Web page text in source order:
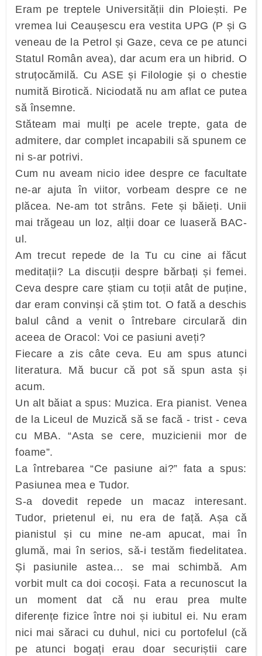
Eram pe treptele Universității din Ploiești. Pe
vremea lui Ceaușescu era vestita UPG (P și G
veneau de la Petrol și Gaze, ceva ce pe atunci
Statul Român avea), dar acum era un hibrid. O
struțocămilă. Cu ASE și Filologie și o chestie
numită Birotică. Niciodată nu am aflat ce putea
să însemne.
Stăteam mai mulți pe acele trepte, gata de
admitere, dar complet incapabili să spunem ce
ni s-ar potrivi.
Cum nu aveam nicio idee despre ce facultate
ne-ar ajuta în viitor, vorbeam despre ce ne
plăcea. Ne-am tot strâns. Fete și băieți. Unii
mai trăgeau un loz, alții doar ce luaseră BAC-
ul.
Am trecut repede de la Tu cu cine ai făcut
meditații? La discuții despre bărbați și femei.
Ceva despre care știam cu toții atât de puține,
dar eram convinși că știm tot. O fată a deschis
balul când a venit o întrebare circulară din
aceea de Oracol: Voi ce pasiuni aveți?
Fiecare a zis câte ceva. Eu am spus atunci
literatura. Mă bucur că pot să spun asta și
acum.
Un alt băiat a spus: Muzica. Era pianist. Venea
de la Liceul de Muzică să se facă - trist - ceva
cu MBA. “Asta se cere, muzicienii mor de
foame”.
La întrebarea “Ce pasiune ai?” fata a spus:
Pasiunea mea e Tudor.
S-a dovedit repede un macaz interesant.
Tudor, prietenul ei, nu era de față. Așa că
pianistul și cu mine ne-am apucat, mai în
glumă, mai în serios, să-i testăm fiedelitatea.
Și pasiunile astea… se mai schimbă. Am
vorbit mult ca doi cocoși. Fata a recunoscut la
un moment dat că nu erau prea multe
diferențe fizice între noi și iubitul ei. Nu eram
nici mai săraci cu duhul, nici cu portofelul (că
pe atunci bogați erau doar securiștii care